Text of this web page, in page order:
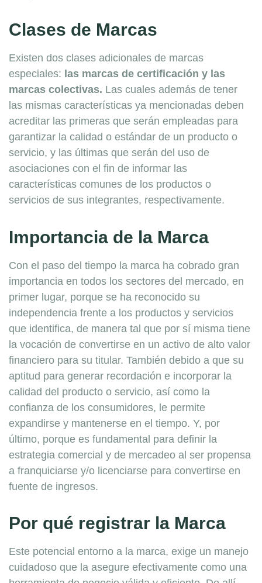
Clases de Marcas
Existen dos clases adicionales de marcas
especiales: las marcas de certificación y las
marcas colectivas. Las cuales además de tener
las mismas características ya mencionadas deben
acreditar las primeras que serán empleadas para
garantizar la calidad o estándar de un producto o
servicio, y las últimas que serán del uso de
asociaciones con el fin de informar las
características comunes de los productos o
servicios de sus integrantes, respectivamente.
Importancia de la Marca
Con el paso del tiempo la marca ha cobrado gran
importancia en todos los sectores del mercado, en
primer lugar, porque se ha reconocido su
independencia frente a los productos y servicios
que identifica, de manera tal que por sí misma tiene
la vocación de convertirse en un activo de alto valor
financiero para su titular. También debido a que su
aptitud para generar recordación e incorporar la
calidad del producto o servicio, así como la
confianza de los consumidores, le permite
expandirse y mantenerse en el tiempo. Y, por
último, porque es fundamental para definir la
estrategia comercial y de mercadeo al ser propensa
a franquiciarse y/o licenciarse para convertirse en
fuente de ingresos.
Por qué registrar la Marca
Este potencial entorno a la marca, exige un manejo
cuidadoso que la asegure efectivamente como una